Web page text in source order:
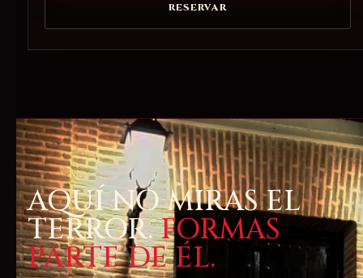
RESERVAR
AQUÍ NO MIRAS EL
TERROR.FORMAS
PARTE DE ÉL.